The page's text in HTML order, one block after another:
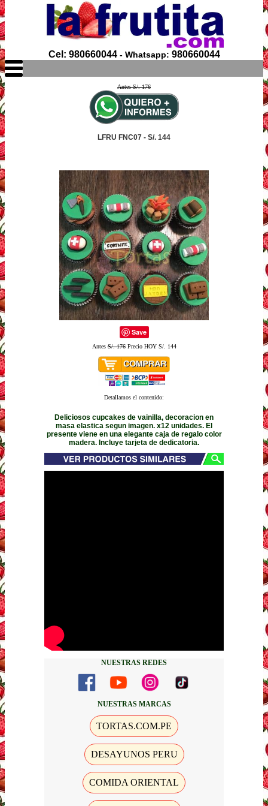
Cel: 980660044- Whatsapp: 980660044
Antes S/. 176
LFRU FNC07 - S/. 144
Save
AntesS/. 176Precio HOY S/. 144
Detallamos el contenido:
Deliciosos cupcakes de vainilla, decoracion en
masa elastica segun imagen. x12 unidades. El
presente viene en una elegante caja de regalo color
madera. Incluye tarjeta de dedicatoria.
NUESTRAS REDES
NUESTRAS MARCAS
TORTAS.COM.PE
DESAYUNOS PERU
COMIDA ORIENTAL